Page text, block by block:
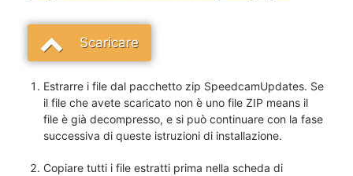
Scaricare
Estrarre i file dal pacchetto zip SpeedcamUpdates. Se
il file che avete scaricato non è uno file ZIP means il
file è già decompresso, e si può continuare con la fase
successiva di queste istruzioni di installazione.
Copiare tutti i file estratti prima nella scheda di